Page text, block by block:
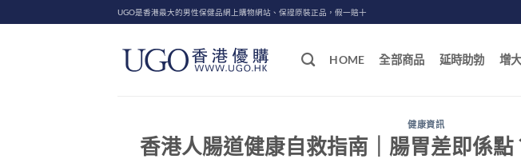
to
UGO是香港最大的男性保健品網上購物網站、保證原裝正品，假一賠十
HOME 全部商品 延時助勃 增
健康資訊
香港人腸道健康自救指南｜腸胃差即係